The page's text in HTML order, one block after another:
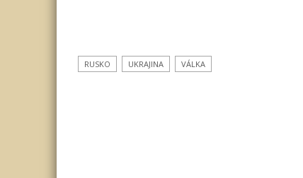
RUSKO UKRAJINA VÁLKA